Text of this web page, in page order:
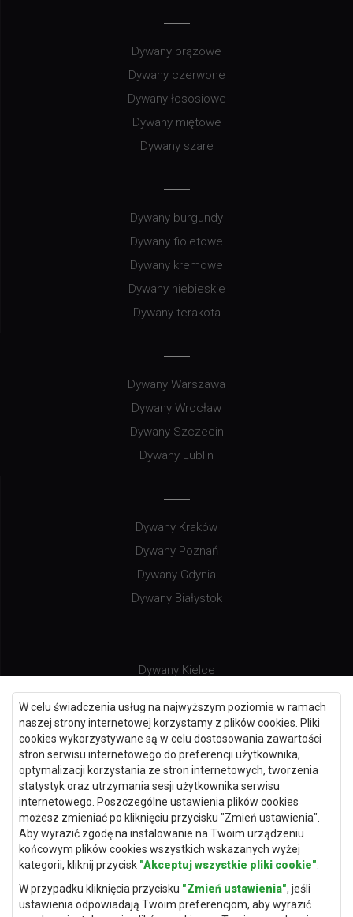
W celu świadczenia usług na najwyższym poziomie w ramach
naszej strony internetowej korzystamy z plików cookies. Pliki
cookies wykorzystywane są w celu dostosowania zawartości
stron serwisu internetowego do preferencji użytkownika,
optymalizacji korzystania ze stron internetowych, tworzenia
statystyk oraz utrzymania sesji użytkownika serwisu
internetowego. Poszczególne ustawienia plików cookies
możesz zmieniać po kliknięciu przycisku "Zmień ustawienia".
Aby wyrazić zgodę na instalowanie na Twoim urządzeniu
końcowym plików cookies wszystkich wskazanych wyżej
kategorii, kliknij przycisk "Akceptuj wszystkie pliki cookie"
W przypadku kliknięcia przycisku "Zmień ustawienia", jeśli
ustawienia odpowiadają Twoim preferencjom, aby wyrazić
Dywany brązowe
Dywany czerwone
Dywany łososiowe
Dywany miętowe
Dywany szare
Dywany burgundy
Dywany fioletowe
Dywany kremowe
Dywany niebieskie
Dywany terakota
Dywany Warszawa
Dywany Wrocław
Dywany Szczecin
Dywany Lublin
Dywany Kraków
Dywany Poznań
Dywany Gdynia
Dywany Białystok
Dywany Kielce
Dywany Gdańsk
Dywany Toruń
Dywany Bydgoszcz
Dywany Łódź
Dywany Katowice
Dywany Rzeszów
Dywany Częstochowa